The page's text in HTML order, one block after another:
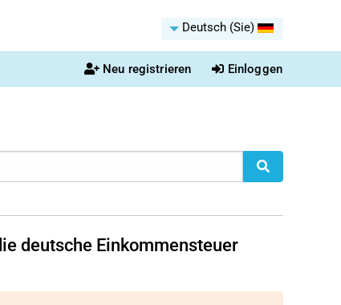
Deutsch (Sie)
Neu registrieren Einloggen
deutsche Einkommensteuer